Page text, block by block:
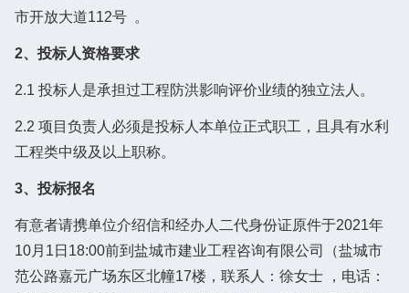
市开放大道112号 。
2、投标人资格要求
2.1 投标人是承担过工程防洪影响评价业绩的独立法人。
2.2 项目负责人必须是投标人本单位正式职工，且具有水利
工程类中级及以上职称。
3、投标报名
有意者请携单位介绍信和经办人二代身份证原件于2021年
10月1日18:00前到盐城市建业工程咨询有限公司（盐城市
范公路嘉元广场东区北幢17楼，联系人：徐女士 ，电话：